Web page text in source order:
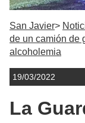
San Javier
de un camión de
alcoholemia
19/03/2022
La